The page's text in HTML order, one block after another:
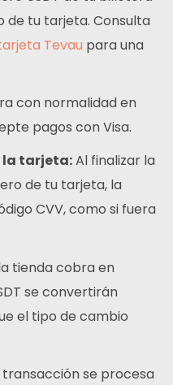
de tu tarjeta. Consulta
Tevau para una
con normalidad en
pagos con Visa.
la tarjeta:Al finalizar la
de tu tarjeta, la
CVV, como si fuera
tienda cobra en
se convertirán
el tipo de cambio
transacción se procesa